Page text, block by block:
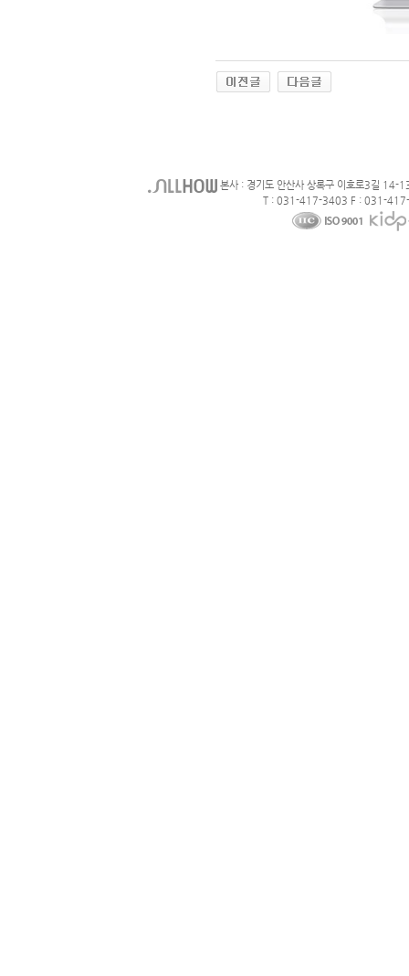
본사 : 경기도 안산사 상록구 이호로3길 14-
T : 031-417-3403 F : 031-